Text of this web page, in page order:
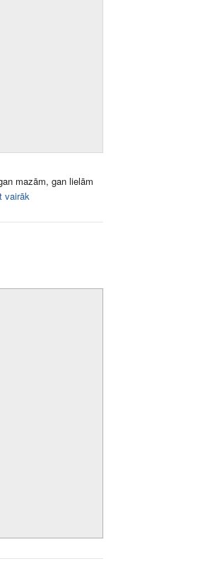
mazām, gan lielām
vairāk